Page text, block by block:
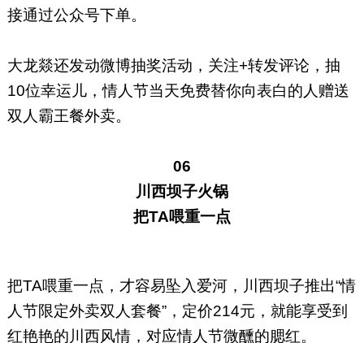
接通过公众号下单。
大龙燚还发动微博抽奖活动，关注+转发评论，抽
10位幸运儿，情人节当天免费替你向表白的人赠送
双人霸王餐外卖。
06
川西坝子火锅
把TA喂重一点
把TA喂重一点，才容易坠入爱河，川西坝子推出“情
人节限定外卖双人套餐”，定价214元，就能享受到
红艳艳的川西风情，对应情人节微醺的腮红。